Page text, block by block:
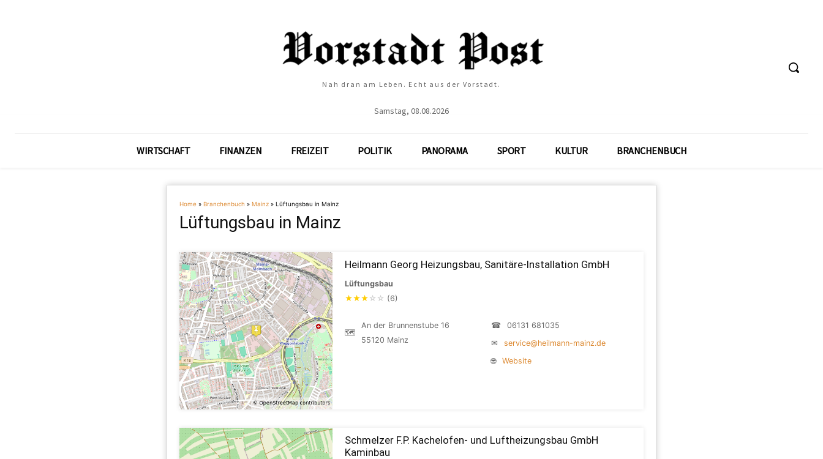
Nah dran am Leben. Echt aus der Vorstadt.
Samstag, 08.08.2026
WIRTSCHAFT FINANZEN FREIZEIT POLITIK PANORAMA SPORT KULTUR BRANCHENBUCH
Home » Branchenbuch » Mainz » Lüftungsbau in Mainz
Lüftungsbau in Mainz
Heilmann Georg Heizungsbau, Sanitäre-Installation GmbH
Lüftungsbau
★★★ ☆ ☆ (6)
🗺
An der Brunnenstube 16
55120 Mainz
☎
06131 681035
✉
service@heilmann-mainz.de
🌐
Website
Schmelzer F.P. Kachelofen- und Luftheizungsbau GmbH
Kaminbau